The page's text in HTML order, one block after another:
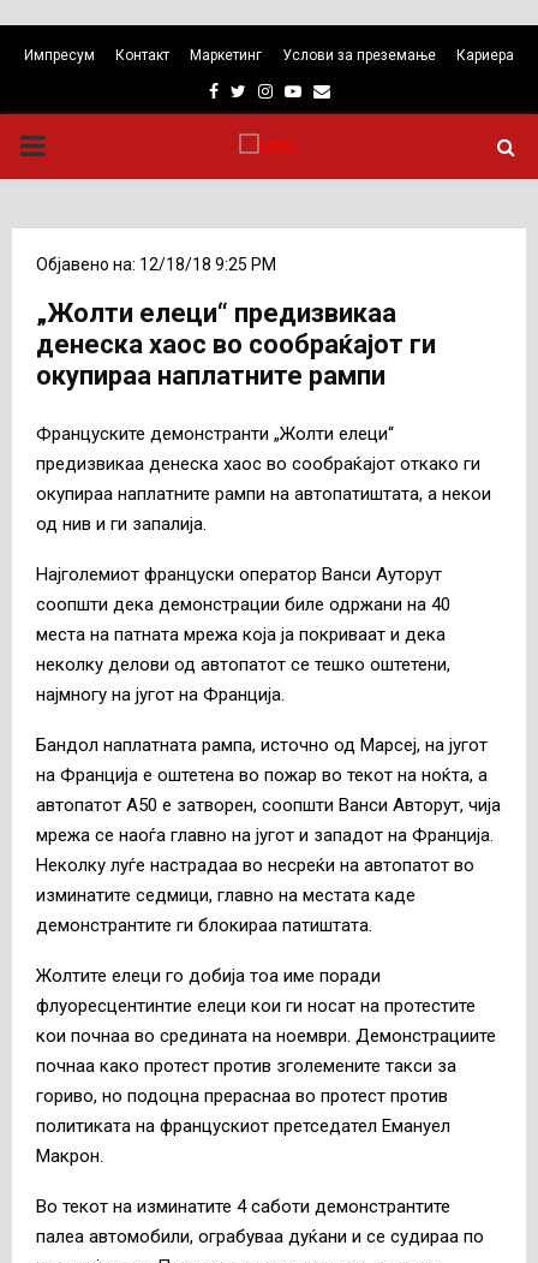
Импресум Контакт Маркетинг Услови за преземање Кариера
Facebook
TwitterInstagram
Youtube
Email
PRIMARY
Објавено на: 12/18/18 9:25 PM
„Жолти елеци“ предизвикаа
денеска хаос во сообраќајот ги
окупираа наплатните рампи
Француските демонстранти „Жолти елеци“
предизвикаа денеска хаос во сообраќајот откако ги
окупираа наплатните рампи на автопатиштата, а некои
од нив и ги запалија.
Најголемиот француски оператор Ванси Ауторут
соопшти дека демонстрации биле одржани на 40
места на патната мрежа која ја покриваат и дека
неколку делови од автопатот се тешко оштетени,
најмногу на југот на Франција.
Бандол наплатната рампа, источно од Марсеј, на југот
на Франција е оштетена во пожар во текот на ноќта, а
автопатот А50 е затворен, соопшти Ванси Авторут, чија
мрежа се наоѓа главно на југот и западот на Франција.
Неколку луѓе настрадаа во несреќи на автопатот во
изминатите седмици, главно на местата каде
демонстрантите ги блокираа патиштата.
Жолтите елеци го добија тоа име поради
флуоресцентинтие елеци кои ги носат на протестите
кои почнаа во средината на ноември. Демонстрациите
почнаа како протест против зголемените такси за
гориво, но подоцна прераснаа во протест против
политиката на францускиот претседател Емануел
Макрон.
Во текот на изминатите 4 саботи демонстрантите
палеа автомобили, ограбуваа дуќани и се судираа по